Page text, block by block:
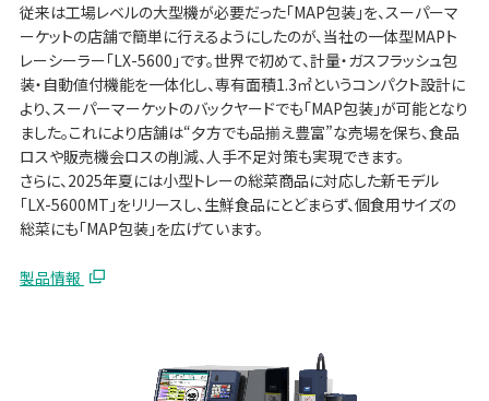
従来は工場レベルの大型機が必要だった「MAP包装」を、スーパーマ
ーケットの店舗で簡単に行えるようにしたのが、当社の一体型MAPト
レーシーラー「LX-5600」です。世界で初めて、計量・ガスフラッシュ包
装・自動値付機能を一体化し、専有面積1.3㎡というコンパクト設計に
より、スーパーマーケットのバックヤードでも「MAP包装」が可能となり
ました。これにより店舗は“夕方でも品揃え豊富”な売場を保ち、食品
ロスや販売機会ロスの削減、人手不足対策も実現できます。
さらに、2025年夏には小型トレーの総菜商品に対応した新モデル
「LX-5600MT」をリリースし、生鮮食品にとどまらず、個食用サイズの
総菜にも「MAP包装」を広げています。
製品情報